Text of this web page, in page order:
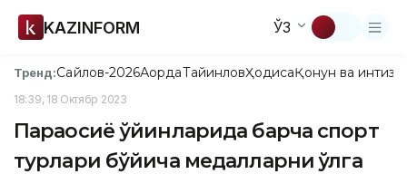
KAZINFORM ЎЗ
Тренд:Сайлов-2026АқордаТайинловҲодисаҚонун ва
18:39, 18 Октябр 2023
Параосиё ўйинларида барча спорт
турлари бўйича медалларни қўлга